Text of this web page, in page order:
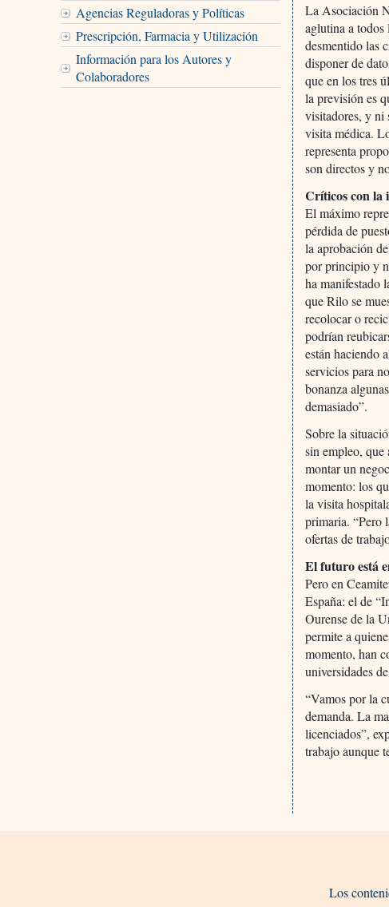
Agencias Reguladoras y Políticas
Prescripción, Farmacia y Utilización
Información para los Autores y
Colaboradores
La Asociación
aglutina a
desmentido las
disponer de
que en los tres
la previsión es
visitadores, y ni
visita médica.
representa
son directos y
Críticos con la
El máximo
pérdida de
la aprobación
por principio y
ha manifestado
que Rilo se
recolocar o
podrían
están haciendo
servicios para
bonanza
demasiado”.
Sobre la
sin empleo, que
montar un
momento: los
la visita
primaria. “Pero
ofertas de
El futuro está
Pero en
España: el de
Ourense de la
permite a
momento, han
universidades
“Vamos por la
demanda. La
licenciados”,
trabajo aunque
Los